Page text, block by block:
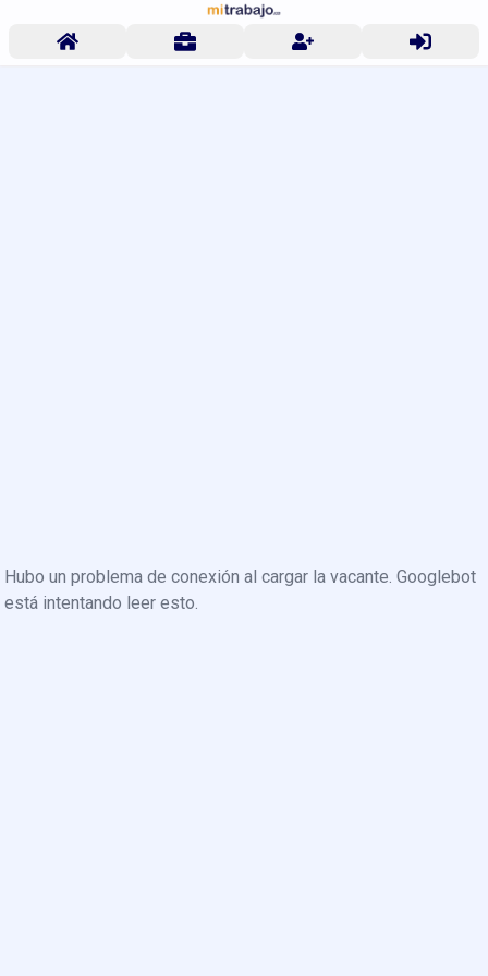
Hubo un problema de conexión al cargar la vacante. Googlebot
está intentando leer esto.